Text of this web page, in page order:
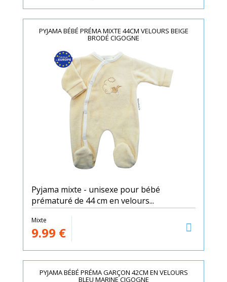
PYJAMA BÉBÉ PRÉMA MIXTE 44CM VELOURS BEIGE
BRODÉ CIGOGNE
Pyjama mixte - unisexe pour bébé
prématuré de 44 cm en velours...
Mixte
9.99 €
PYJAMA BÉBÉ PRÉMA GARÇON 42CM EN VELOURS
BLEU MARINE CIGOGNE